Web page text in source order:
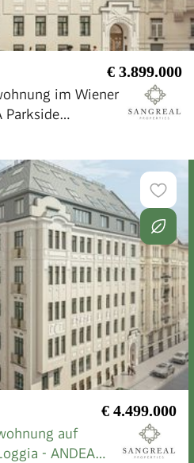
€ 3.899.000
im Wiener
Parkside
€ 4.499.000
auf
- ANDEA